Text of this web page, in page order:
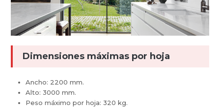
Dimensiones máximas por hoja
Ancho: 2200 mm.
Alto: 3000 mm.
Peso máximo por hoja: 320 kg.